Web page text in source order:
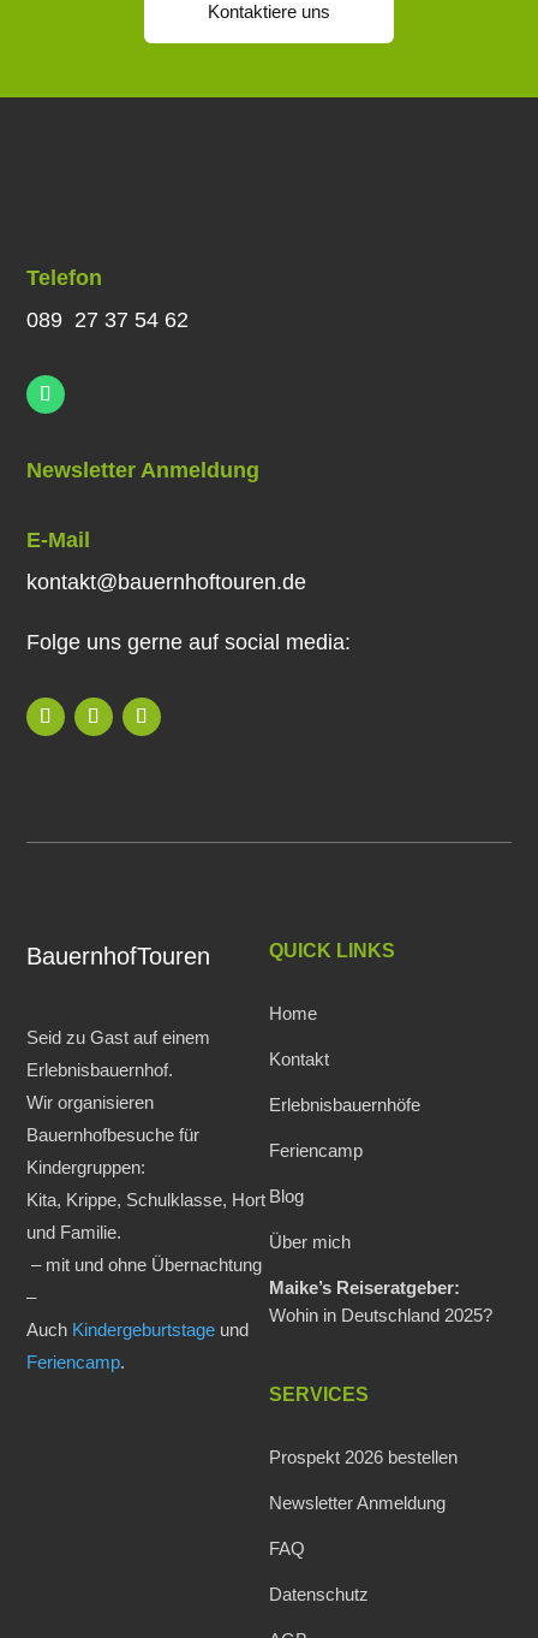
Kontaktiere uns
Telefon
089 27 37 54 62
Newsletter Anmeldung
E-Mail
kontakt@bauernhoftouren.de
Folge uns gerne auf social media:
BauernhofTouren
Seid zu Gast auf einem
Erlebnisbauernhof.
Wir organisieren
Bauernhofbesuche für
Kindergruppen:
Kita, Krippe, Schulklasse, Hort
und Familie.
– mit und ohne Übernachtung
–
Auch Kindergeburtstage und
Feriencamp.
QUICK LINKS
Home
Kontakt
Erlebnisbauernhöfe
Feriencamp
Blog
Über mich
Maike’s Reiseratgeber:
Wohin in Deutschland 2025?
SERVICES
Prospekt 2026 bestellen
Newsletter Anmeldung
FAQ
Datenschutz